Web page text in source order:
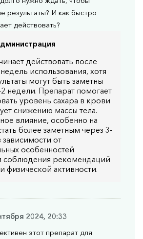
результаты? И как быстро
действовать?
действовать после
использования, хотя
могут быть заметны
недели. Препарат помогает
уровень сахара в крови
снижению массы тела.
влияние, особенно на
более заметным через 3-
зависимости от
особенностей
соблюдения рекомендаций
физической активности.
2024, 20:33
этот препарат для